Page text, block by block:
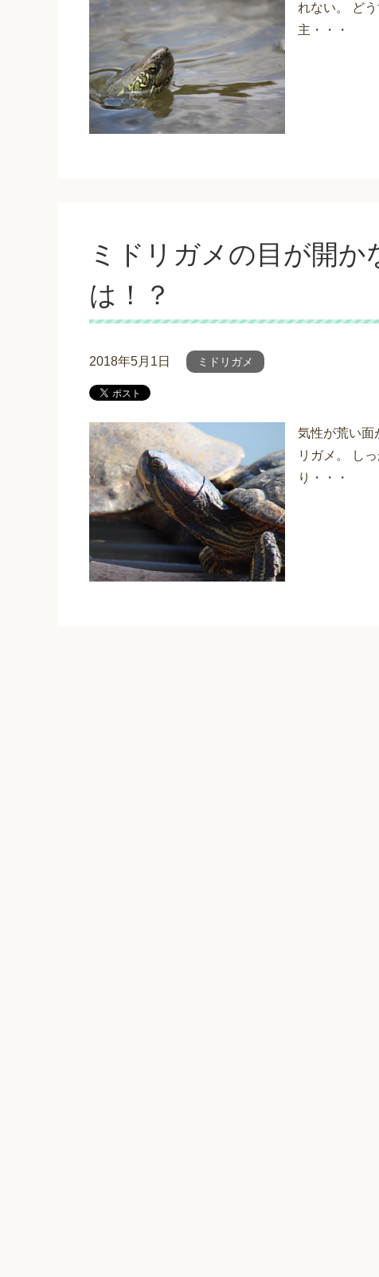
れない。 ど
主・・・
ミドリガメの目が開
は！？
2018年5月1日 ミドリガメ
気性が荒い面
リガメ。 し
り・・・